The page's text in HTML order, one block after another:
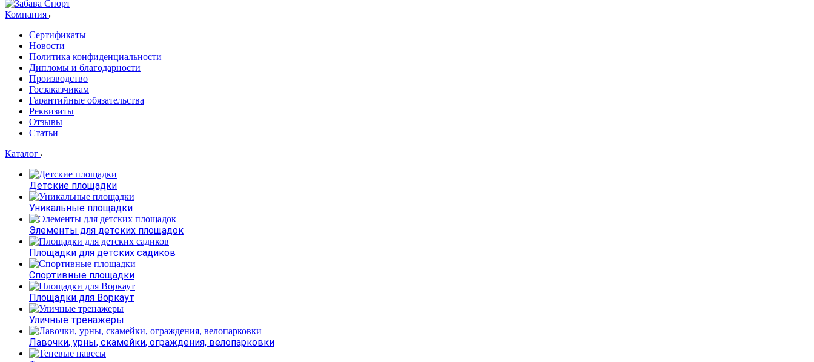
Компания
Сертификаты
Новости
Политика конфиденциальности
Дипломы и благодарности
Производство
Госзаказчикам
Гарантийные обязательства
Реквизиты
Отзывы
Статьи
Каталог
Детские площадки
Уникальные площадки
Элементы для детских площадок
Площадки для детских садиков
Спортивные площадки
Площадки для Воркаут
Уличные тренажеры
Лавочки, урны, скамейки, ограждения, велопарковки